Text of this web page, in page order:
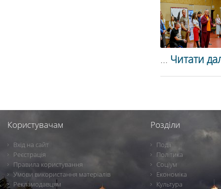
... Читати
Користувачам
Вхід на сайт
Реєстрація
Правила користування
Умови використання матеріалів
Рекламодавцям
Розділи
Події
Політика
Соціум
Економіка
Культура